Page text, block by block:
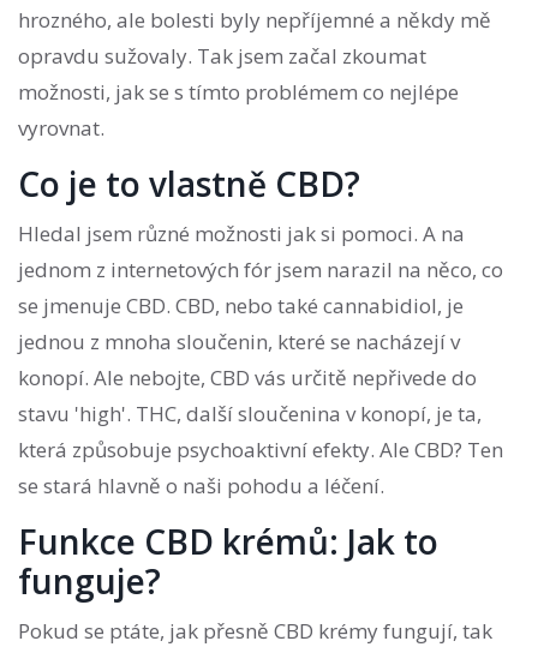
hrozného, ale bolesti byly nepříjemné a někdy mě
opravdu sužovaly. Tak jsem začal zkoumat
možnosti, jak se s tímto problémem co nejlépe
vyrovnat.
Co je to vlastně CBD?
Hledal jsem různé možnosti jak si pomoci. A na
jednom z internetových fór jsem narazil na něco, co
se jmenuje CBD. CBD, nebo také cannabidiol, je
jednou z mnoha sloučenin, které se nacházejí v
konopí. Ale nebojte, CBD vás určitě nepřivede do
stavu 'high'. THC, další sloučenina v konopí, je ta,
která způsobuje psychoaktivní efekty. Ale CBD? Ten
se stará hlavně o naši pohodu a léčení.
Funkce CBD krémů: Jak to
funguje?
Pokud se ptáte, jak přesně CBD krémy fungují, tak